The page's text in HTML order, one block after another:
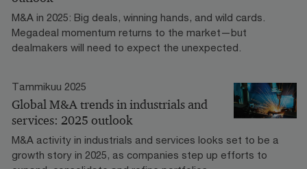
M&A in 2025: Big deals, winning hands, and wild cards.
Megadeal momentum returns to the market—but
dealmakers will need to expect the unexpected.
Tammikuu 2025
Global M&A trends in industrials and
services: 2025 outlook
M&A activity in industrials and services looks set to be a
growth story in 2025, as companies step up efforts to